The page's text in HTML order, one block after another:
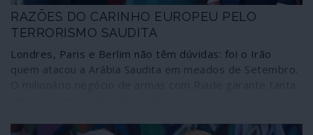
RAZÕES DO CARINHO EUROPEU PELO
TERRORISMO SAUDITA
Londres, Paris e Berlim não têm dúvidas: foi o Irão
quem atacou a Arábia Saudita em meados de Setembro.